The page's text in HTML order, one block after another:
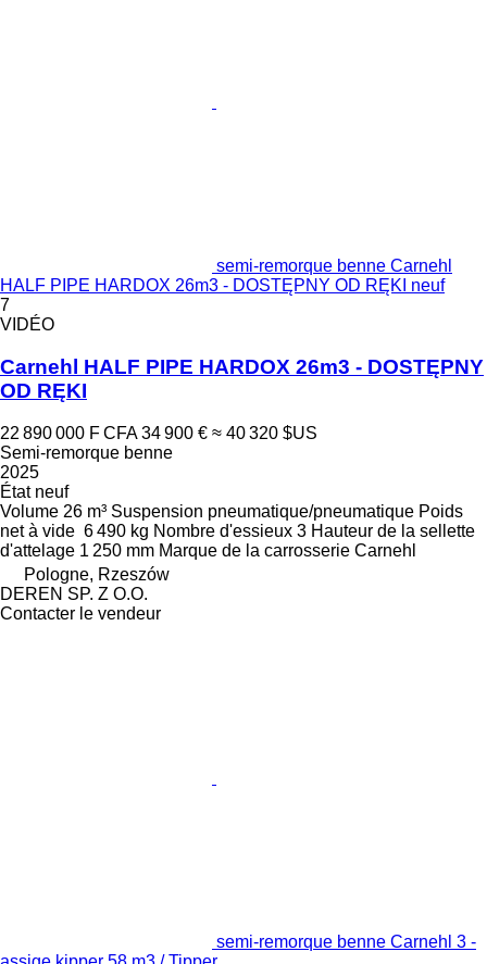
semi-remorque benne Carnehl
HALF PIPE HARDOX 26m3 - DOSTĘPNY OD RĘKI neuf
7
VIDÉO
Carnehl HALF PIPE HARDOX 26m3 - DOSTĘPNY
OD RĘKI
22 890 000 F CFA 34 900 € ≈ 40 320 $US
Semi-remorque benne
2025
Étatneuf
Volume 26 m³ Suspension pneumatique/pneumatique Poids
net à vide 6 490 kg Nombre d'essieux 3 Hauteur de la sellette
d'attelage 1 250 mm Marque de la carrosserie Carnehl
Pologne, Rzeszów
DEREN SP. Z O.O.
Contacter le vendeur
semi-remorque benne Carnehl 3 -